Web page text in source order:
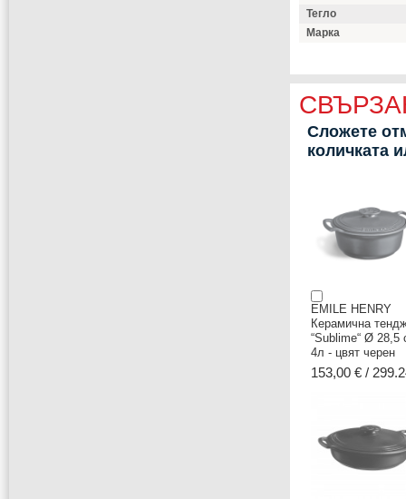
Тегло
Марка
Сложете
количката
EMILE HENRY
Керамична
“Sublime“ Ø 28,5
4л - цвят черен
153,00 € /